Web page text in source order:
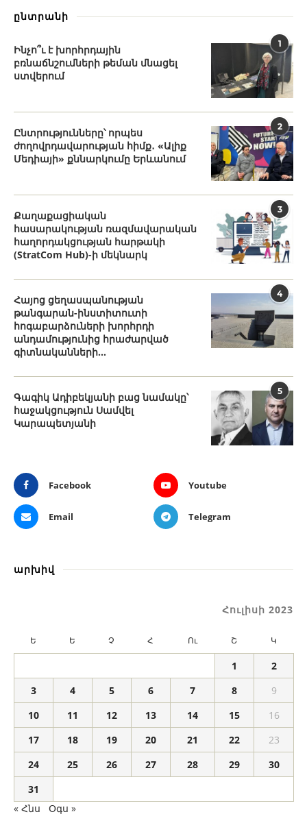
ընտրանի
1
Ինչո՞ւ է խորհրդային
բռնաճնշումների թեման մնացել
ստվերում
2
Ընտրությունները՝ որպես
ժողովրդավարության հիմք․ «Ալիք
Մեդիայի» քննարկումը Երևանում
3
Քաղաքացիական
հասարակության ռազմավարական
հաղորդակցության հարթակի
(StratCom Hub)-ի մեկնարկ
4
Հայոց ցեղասպանության
թանգարան-ինստիտուտի
հոգաբարձուների խորհրդի
անդամությունից հրաժարված
գիտնականների...
5
Գագիկ Ադիբեկյանի բաց նամակը՝
հաջակցություն Սամվել
Կարապետյանի
Facebook Youtube
Email Telegram
արխիվ
Հուլիսի 2023
Ե Ե Չ Հ Ու Շ Կ
1
2
3
4 5 6 7 8
9
10
11 12 13 14 15
16
17
18 19 20 21 22
23
24
25 26 27 28 29
30
31
« Հնս
Օգս »